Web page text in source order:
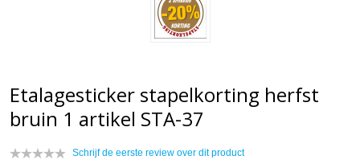
Etalagesticker stapelkorting herfst
bruin 1 artikel STA-37
Schrijf de eerste review over dit product